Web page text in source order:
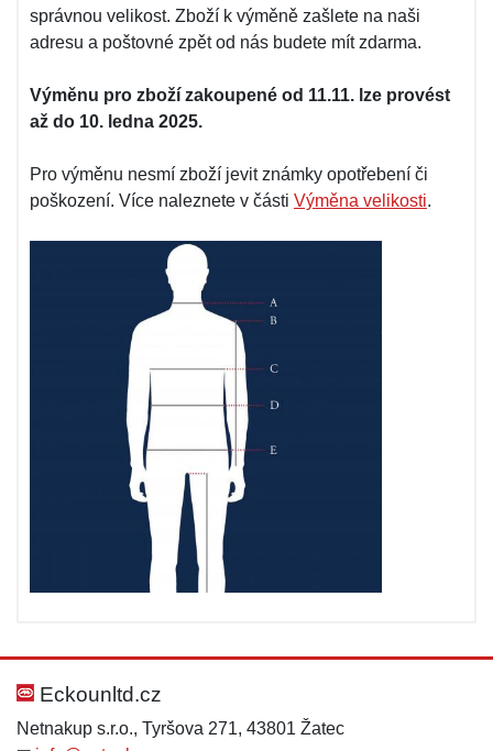
správnou velikost. Zboží k výměně zašlete na naši
adresu a poštovné zpět od nás budete mít zdarma.
Výměnu pro zboží zakoupené od 11.11. lze provést
až do 10. ledna 2025.
Pro výměnu nesmí zboží jevit známky opotřebení či
poškození. Více naleznete v části Výměna velikosti.
Eckounltd.cz
Netnakup s.r.o., Tyršova 271, 43801 Žatec